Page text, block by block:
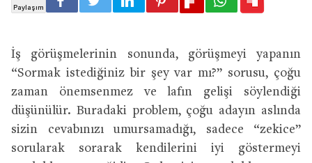
İş görüşmelerinin sonunda, görüşmeyi yapanın
“Sormak istediğiniz bir şey var mı?” sorusu, çoğu
zaman önemsenmez ve lafın gelişi söylendiği
düşünülür. Buradaki problem, çoğu adayın aslında
sizin cevabınızı umursamadığı, sadece “zekice”
sorularak sorarak kendilerini iyi göstermeyi